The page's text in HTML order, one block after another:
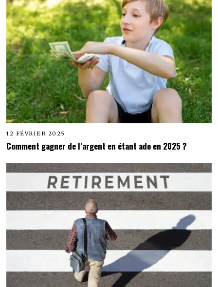
12 FÉVRIER 2025
Comment gagner de l’argent en étant ado en 2025 ?